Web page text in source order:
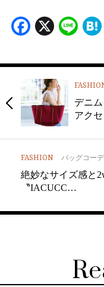
Facebook
X Line
デニ
アク
FASHION バッグコーデ
絶妙なサイズ感と
〝IACUCC…